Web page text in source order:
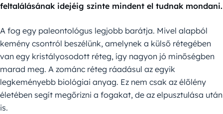
feltalálásának idejéig szinte mindent el tudnak mondani.
A fog egy paleontológus legjobb barátja. Mivel alapból
kemény csontról beszélünk, amelynek a külső rétegében
van egy kristályosodott réteg, így nagyon jó minőségben
marad meg. A zománc réteg ráadásul az egyik
legkeményebb biológiai anyag. Ez nem csak az élőlény
életében segít megőrizni a fogakat, de az elpusztulása után
is.